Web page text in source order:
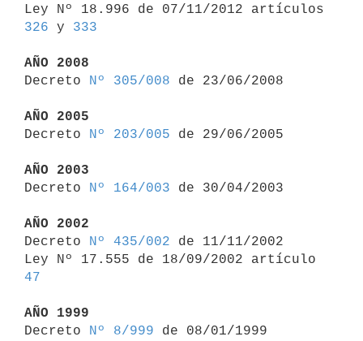
326 y 333
AÑO 2008
Decreto
Nº 305/008 de 23/06/2008
AÑO 2005
Decreto
Nº 203/005 de 29/06/2005
AÑO 2003
Decreto
Nº 164/003 de 30/04/2003
AÑO 2002
Decreto
Nº 435/002 de 11/11/2002
47
AÑO 1999
Decreto
Nº 8/999 de 08/01/1999